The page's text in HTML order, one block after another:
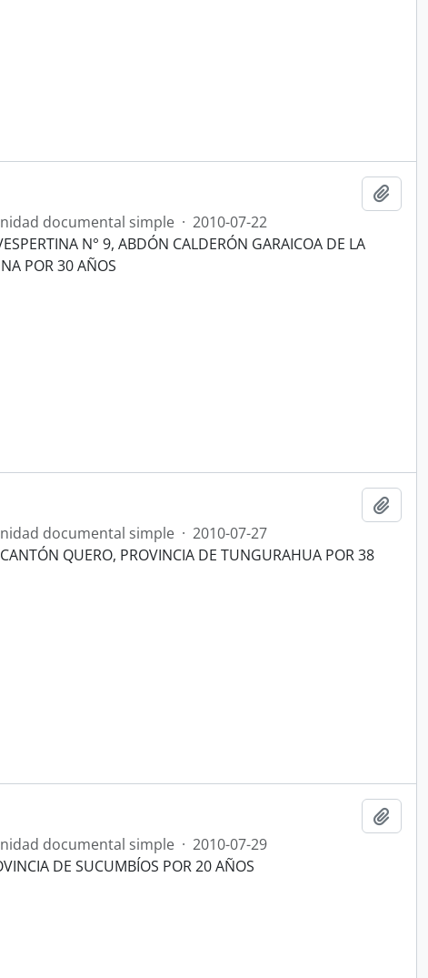
documental simple · 2010-07-22
N° 9, ABDÓN CALDERÓN GARAICOA DE LA
POR 30 AÑOS
documental simple · 2010-07-27
QUERO, PROVINCIA DE TUNGURAHUA POR 38
documental simple · 2010-07-29
DE SUCUMBÍOS POR 20 AÑOS